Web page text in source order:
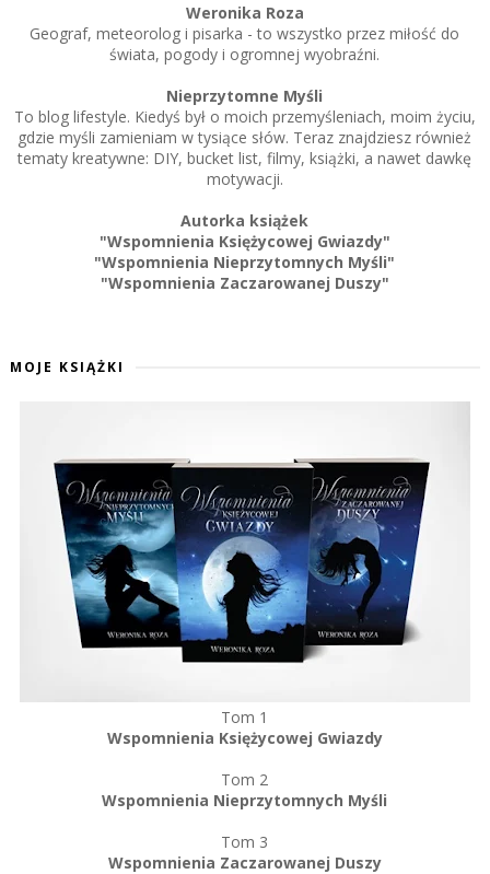
Weronika Roza
Geograf, meteorolog i pisarka - to wszystko przez miłość do
świata, pogody i ogromnej wyobraźni.
Nieprzytomne Myśli
To blog lifestyle. Kiedyś był o moich przemyśleniach, moim życiu,
gdzie myśli zamieniam w tysiące słów. Teraz znajdziesz również
tematy kreatywne: DIY, bucket list, filmy, książki, a nawet dawkę
motywacji.
Autorka książek
"Wspomnienia Księżycowej Gwiazdy"
"Wspomnienia Nieprzytomnych Myśli"
"Wspomnienia Zaczarowanej Duszy"
MOJE KSIĄŻKI
Tom 1
Wspomnienia Księżycowej Gwiazdy
Tom 2
Wspomnienia Nieprzytomnych Myśli
Tom 3
Wspomnienia Zaczarowanej Duszy